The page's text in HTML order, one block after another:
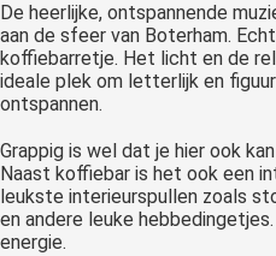
De heerlijke, ontspannende
aan de sfeer van Boterham.
koffiebarretje. Het licht en de
ideale plek om letterlijk en
ontspannen.
Grappig is wel dat je hier ook
Naast koffiebar is het ook een
leukste interieurspullen zoals
en andere leuke
energie.